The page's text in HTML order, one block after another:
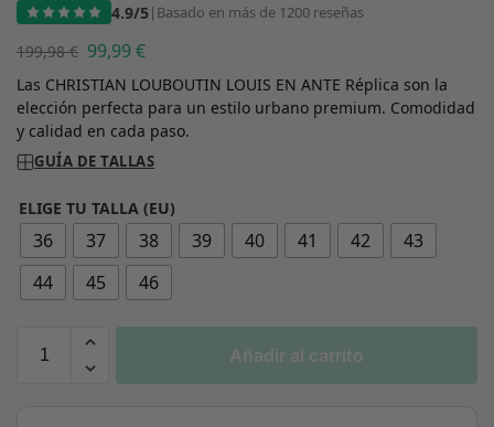
4.9/5| Basado en más de 1200 reseñas
199,98€ 99,99€
Las CHRISTIAN LOUBOUTIN LOUIS EN ANTE Réplica son la
elección perfecta para un estilo urbano premium. Comodidad
y calidad en cada paso.
GUÍA DE TALLAS
ELIGE TU TALLA (EU)
36 37 38 39 40 41 42
43
44
45 46
Añadir al carrito